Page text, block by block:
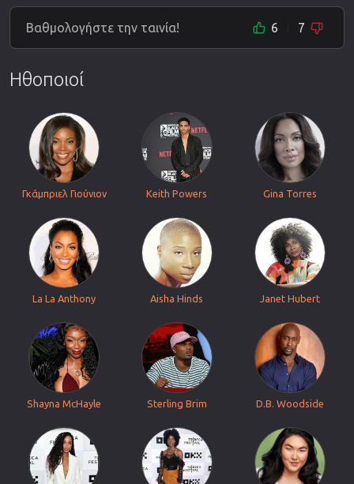
Βαθμολογήστε την ταινία! 6 7
Ηθοποιοί
Γκάμπριελ Γιούνιον Keith Powers Gina Torres
La La Anthony Aisha Hinds Janet Hubert
Shayna McHayle Sterling Brim D.B. Woodside